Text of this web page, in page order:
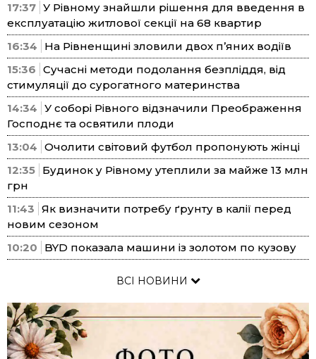
17:37 У Рівному знайшли рішення для введення в
експлуатацію житлової секції на 68 квартир
16:34
На Рівненщині зловили двох п’яних водіїв
15:36 Сучасні методи подолання безпліддя, від
стимуляції до сурогатного материнства
14:34 У соборі Рівного відзначили Преображення
Господнє та освятили плоди
13:04 Очолити світовий футбол пропонують жінці
12:35 Будинок у Рівному утеплили за майже 13 млн
грн
11:43 Як визначити потребу ґрунту в калії перед
новим сезоном
10:20
BYD показала машини із золотом по кузову
ВСІ НОВИНИ